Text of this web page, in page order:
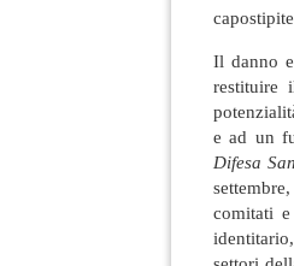
Il danno
restituire
e ad un
Difesa
comitati